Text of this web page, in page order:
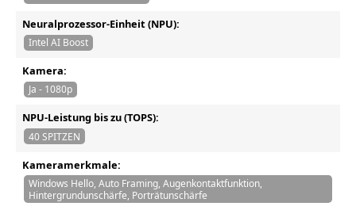
Neuralprozessor-Einheit (NPU):
Intel AI Boost
Kamera:
Ja - 1080p
NPU-Leistung bis zu (TOPS):
40 SPITZEN
Kameramerkmale:
Windows Hello, Auto Framing, Augenkontaktfunktion,
Hintergrundunschärfe, Porträtunschärfe